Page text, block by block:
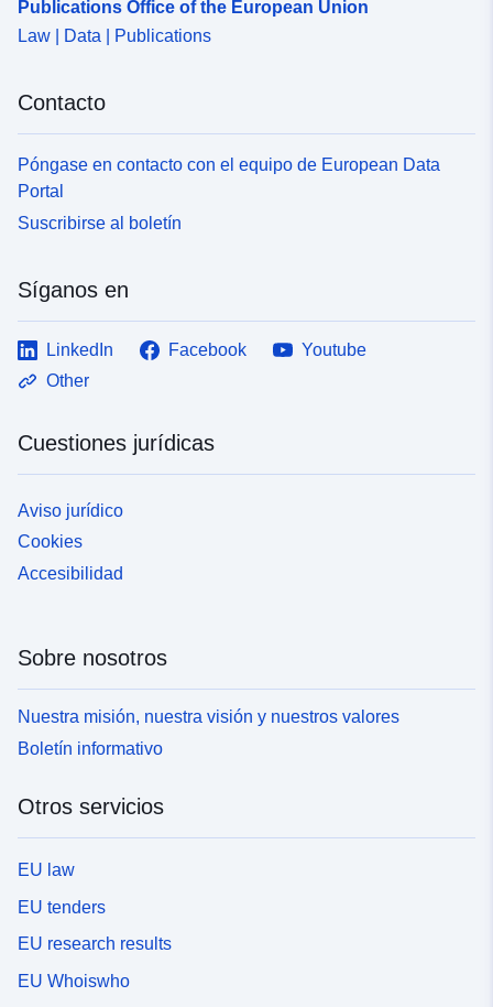
Publications Office of the European Union
Law | Data | Publications
Contacto
Póngase en contacto con el equipo de European Data
Portal
Suscribirse al boletín
Síganos en
LinkedIn Facebook
Youtube
Other
Cuestiones jurídicas
Aviso jurídico
Cookies
Accesibilidad
Sobre nosotros
Nuestra misión, nuestra visión y nuestros valores
Boletín informativo
Otros servicios
EU law
EU tenders
EU research results
EU Whoiswho